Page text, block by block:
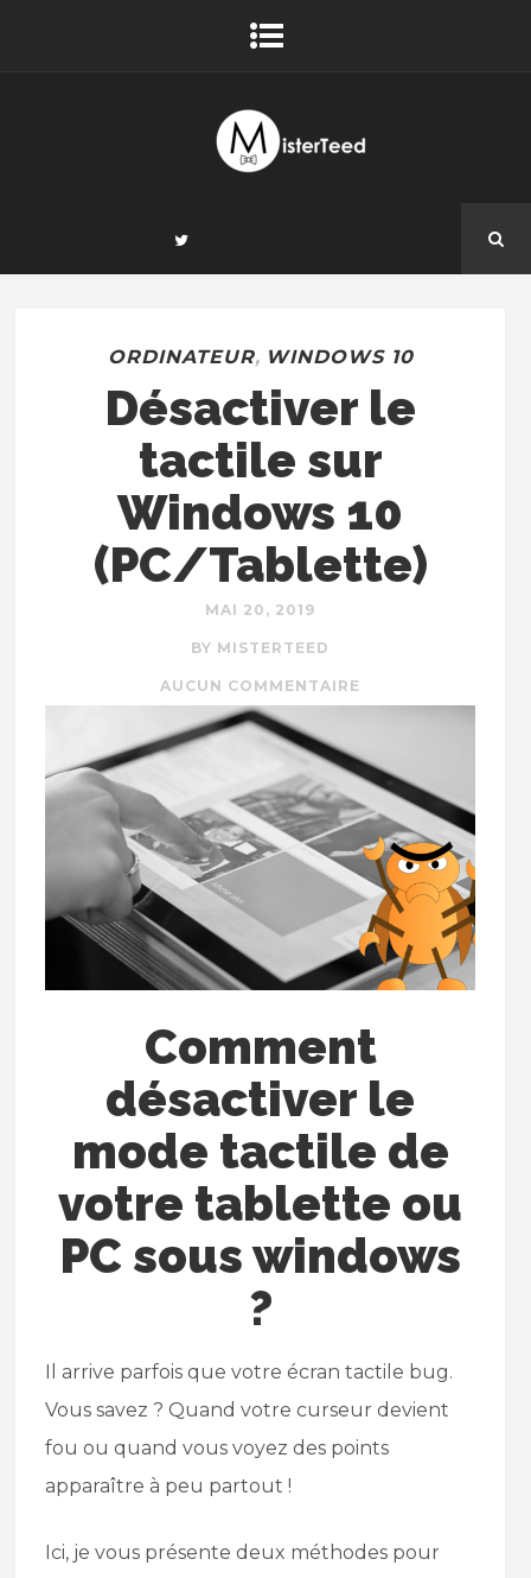
ORDINATEUR, WINDOWS 10
Désactiver le
tactile sur
Windows 10
(PC/Tablette)
MAI 20, 2019
BY MISTERTEED
AUCUN COMMENTAIRE
Comment
désactiver le
mode tactile de
votre tablette ou
PC sous windows
?
Il arrive parfois que votre écran tactile bug.
Vous savez ? Quand votre curseur devient
fou ou quand vous voyez des points
apparaître à peu partout !
Ici, je vous présente deux méthodes pour